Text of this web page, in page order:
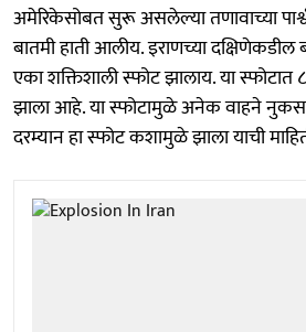
अमेरिकेसोबत सुरू असलेल्या तणावाच्या
बातमी हाती आलीय. इराणच्या
एका शक्तिशाली स्फोट झालाय. या स्फोटात
झाला आहे. या स्फोटामुळे अनेक वाहने
दरम्यान हा स्फोट कशामुळे झाला याची